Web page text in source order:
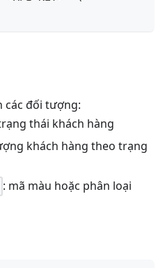
các đối tượng:
thái khách hàng
khách hàng theo trạng
: mã màu hoặc phân loại